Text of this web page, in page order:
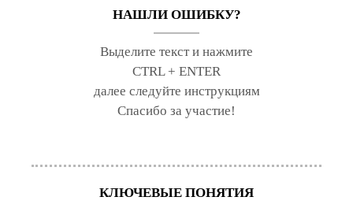
НАШЛИ ОШИБКУ?
Выделите текст и нажмите
CTRL + ENTER
далее следуйте инструкциям
Спасибо за участие!
КЛЮЧЕВЫЕ ПОНЯТИЯ